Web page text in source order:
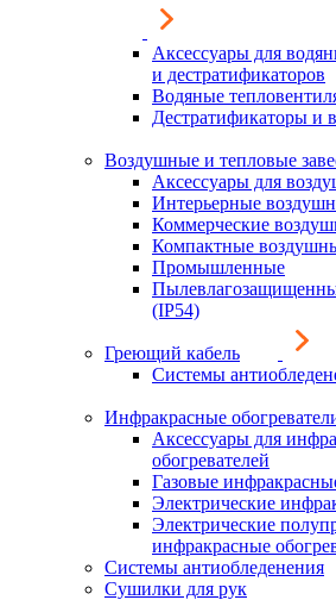
Аксессуары для
и дестратификаторов
Водяные
Дестратификаторы и
Воздушные и тепловые
Аксессуары для
Интерьерные
Коммерческие
Компактные
Промышленные
(IP54)
Греющий кабель
Системы
Инфракрасные
Аксессуары для
обогревателей
Газовые
Электрические
Электрические
инфракрасные
Системы антиобледенения
Сушилки для рук